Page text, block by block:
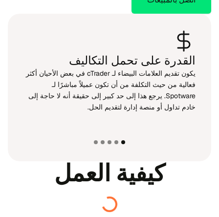
القدرة على تحمل التكاليف
يكون تقديم العلامات البيضاء لـ cTrader في بعض الأحيان أكثر
فعالية من حيث التكلفة من أن تكون عميلاً مباشرًا لـ
Spotware. يرجع هذا إلى حد كبير إلى حقيقة أنه لا حاجة إلى
خادم تداول أو منصة إدارة لتقديم الحل.
كيفية العمل